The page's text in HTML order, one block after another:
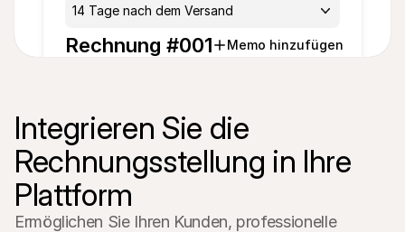
14 Tage nach dem Versand
Rechnung #001
Memo hinzufügen
Menge
1,00
Preis Mehrwer
21
%
Artikel hinzufügen
Integrieren Sie die
Rechnungsstellung in Ihre
Plattform
Ermöglichen Sie Ihren Kunden, professionelle